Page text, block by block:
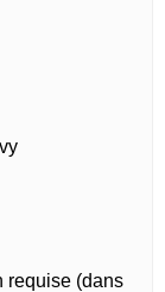
requise (dans